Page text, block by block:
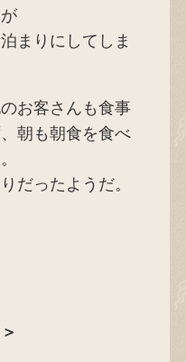
まりにしてしま
お客さんも食事
朝も朝食を食べ
だったようだ。